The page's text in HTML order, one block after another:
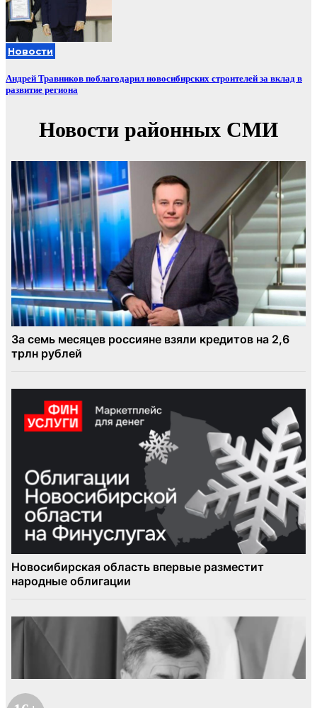
Новости
Андрей Травников поблагодарил новосибирских строителей за вклад в
развитие региона